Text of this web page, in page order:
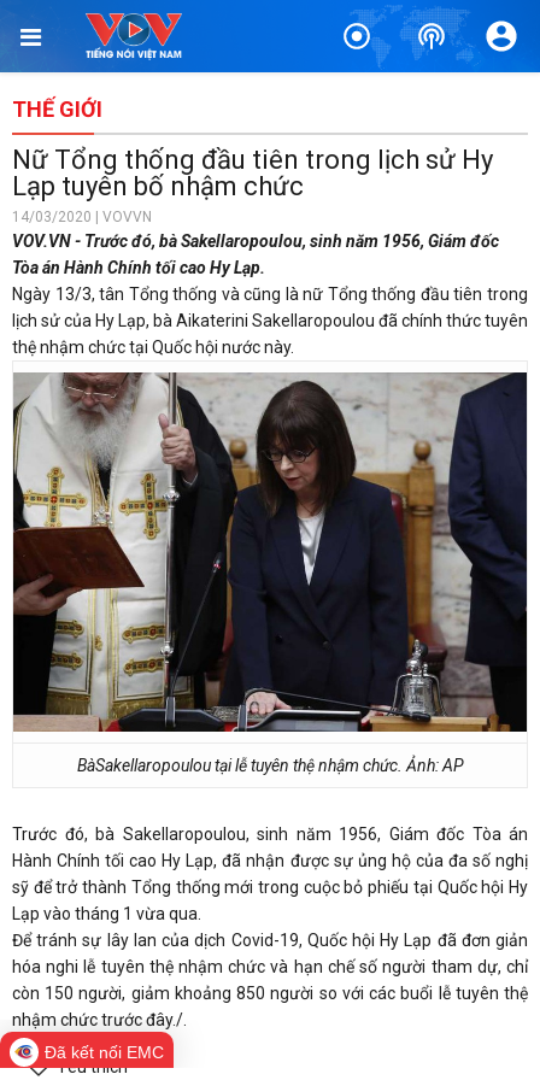
THẾ GIỚI
Nữ Tổng thống đầu tiên trong lịch sử Hy
Lạp tuyên bố nhậm chức
14/03/2020 | VOVVN
VOV.VN - Trước đó, bà Sakellaropoulou, sinh năm 1956, Giám đốc
Tòa án Hành Chính tối cao Hy Lạp.
Ngày 13/3, tân Tổng thống và cũng là nữ Tổng thống đầu tiên trong
lịch sử của Hy Lạp, bà Aikaterini Sakellaropoulou đã chính thức tuyên
thệ nhậm chức tại Quốc hội nước này.
BàSakellaropoulou tại lễ tuyên thệ nhậm chức. Ảnh: AP
Trước đó, bà Sakellaropoulou, sinh năm 1956, Giám đốc Tòa án
Hành Chính tối cao Hy Lạp, đã nhận được sự ủng hộ của đa số nghị
sỹ để trở thành Tổng thống mới trong cuộc bỏ phiếu tại Quốc hội Hy
Lạp vào tháng 1 vừa qua.
Để tránh sự lây lan của dịch Covid-19, Quốc hội Hy Lạp đã đơn giản
hóa nghi lễ tuyên thệ nhậm chức và hạn chế số người tham dự, chỉ
còn 150 người, giảm khoảng 850 người so với các buổi lễ tuyên thệ
nhậm chức trước đây./.
Yêu thích
Đã kết nối EMC